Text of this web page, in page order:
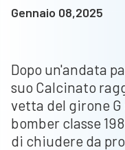
Gennaio 08,2025
Dopo un'andata
suo Calcinato
vetta del girone
bomber classe
di chiudere da